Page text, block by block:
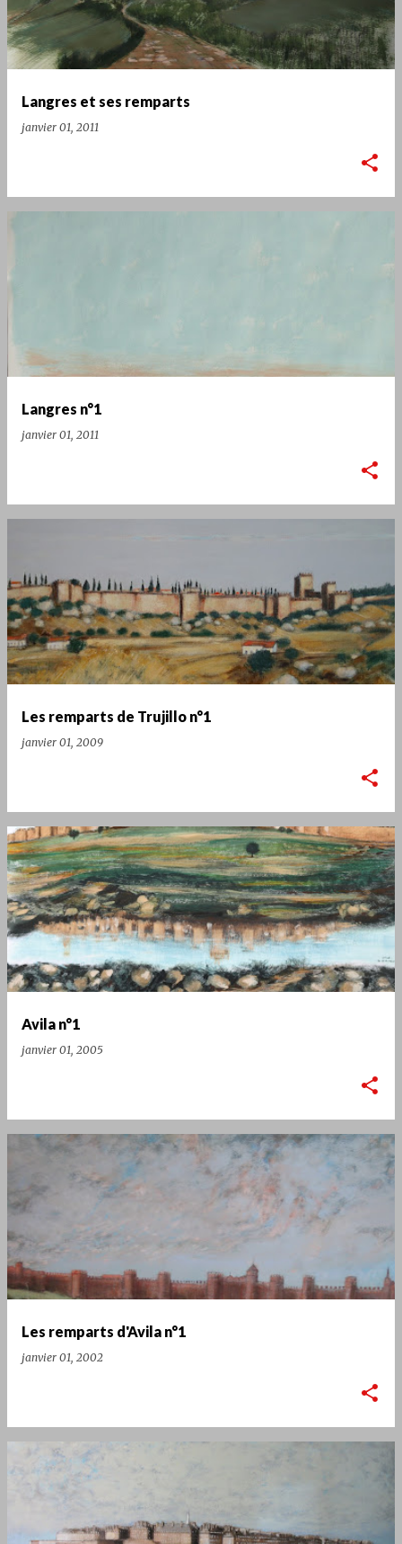
Langres et ses remparts
janvier 01, 2011
Langres n°1
janvier 01, 2011
Les remparts de Trujillo n°1
janvier 01, 2009
Avila n°1
janvier 01, 2005
Les remparts d'Avila n°1
janvier 01, 2002